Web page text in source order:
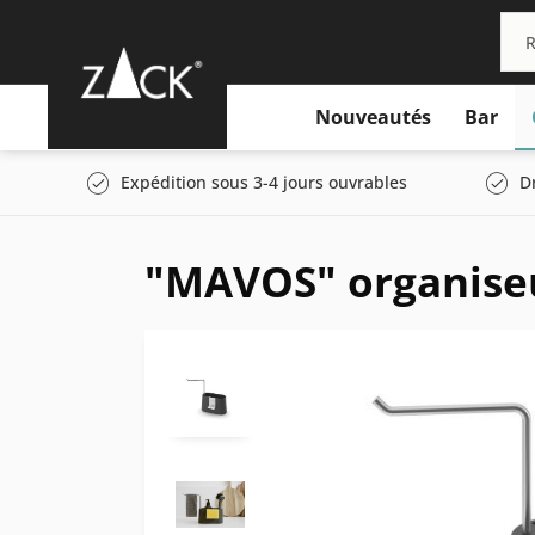
Nouveautés Bar
Expédition sous 3-4 jours ouvrables
"MAVOS"